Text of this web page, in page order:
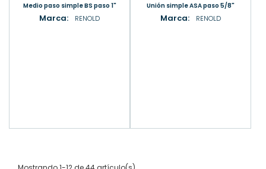
Medio paso simple BS paso 1"
Marca: RENOLD
Unión simple ASA paso 5/8"
Marca: RENOLD